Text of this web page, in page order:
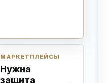
МАРКЕТПЛЕЙСЫ
Нужна
защита